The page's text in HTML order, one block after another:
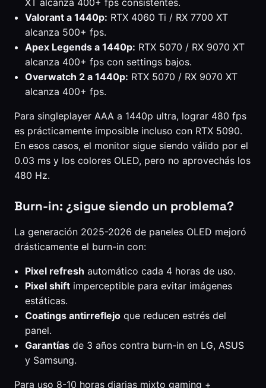
XT alcanza 400+ fps consistentes.
Valorant a 1440p: RTX 4060 Ti / RX 7700 XT
alcanza 500+ fps.
Apex Legends a 1440p: RTX 5070 / RX 9070 XT
alcanza 400+ fps con settings bajos.
Overwatch 2 a 1440p: RTX 5070 / RX 9070 XT
alcanza 400+ fps.
Para singleplayer AAA a 1440p ultra, lograr 480 fps
es prácticamente imposible incluso con RTX 5090.
En esos casos, el monitor sigue siendo válido por el
0.03 ms y los colores OLED, pero no aprovechás los
480 Hz.
Burn-in: ¿sigue siendo un problema?
La generación 2025-2026 de paneles OLED mejoró
drásticamente el burn-in con:
Pixel refresh automático cada 4 horas de uso.
Pixel shift imperceptible para evitar imágenes
estáticas.
Coatings antirreflejo que reducen estrés del
panel.
Garantías de 3 años contra burn-in en LG, ASUS
y Samsung.
Para uso 8-10 horas diarias mixto gaming +